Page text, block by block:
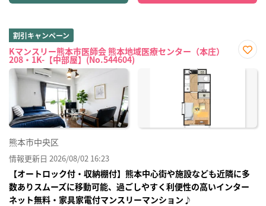
割引キャンペーン
Kマンスリー熊本市医師会 熊本地域医療センター（本庄）
208・1K-【中部屋】(No.544604)
に入
熊本市中央区
情報更新日 2026/08/02 16:23
【オートロック付・収納棚付】熊本中心街や施設なども近隣に多
数ありスムーズに移動可能、過ごしやすく利便性の高いインター
ネット無料・家具家電付マンスリーマンション♪